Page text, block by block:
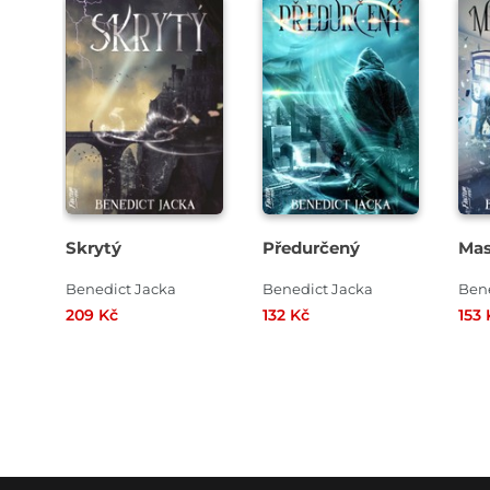
Skrytý
Benedict Jacka
209 Kč
Předurčený
Benedict Jacka
132 Kč 153